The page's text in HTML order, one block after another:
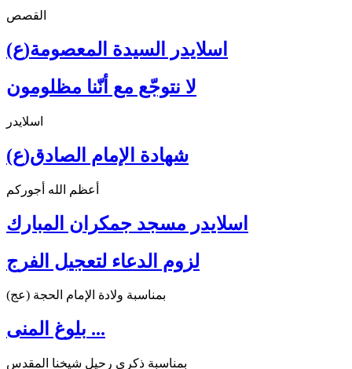
القصص
اسلايدر السيدة المعصومة(ع)
لا نتوجّع مع أنّنا مظلومون
اسلايدر
شهادة الإمام الصادق(ع)
أعظم الله أجوركم
اسلايدر مسجد جمكران المبارك
لزوم الدعاء لتعجيل الفرج
بمناسبة ولادة الإمام الحجة (عج)
بلوغ المنى ...
بمناسبة ذكرى رحيل شيخنا المقدس